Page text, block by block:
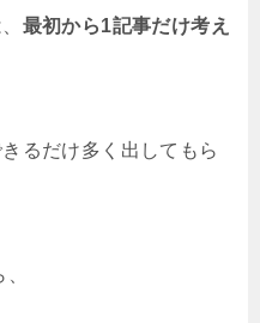
最初から1記事だけ考え
るだけ多く出してもら